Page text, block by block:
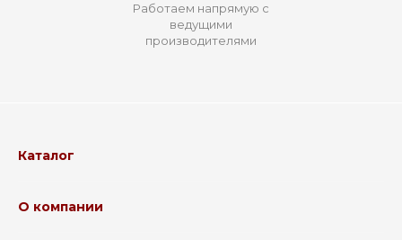
Работаем напрямую с
ведущими
производителями
Каталог
О компании